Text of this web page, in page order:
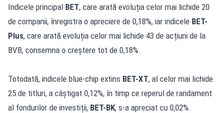
Indicele principal BET, care arată evoluția celor mai lichide 20
de companii, înregistra o apreciere de 0,18%, iar indicele BET-
Plus, care arată evoluția celor mai lichide 43 de acțiuni de la
BVB, consemna o creștere tot de 0,18%.
Totodată, indicele blue-chip extins BET-XT, al celor mai lichide
25 de titluri, a câștigat 0,12%, în timp ce reperul de randament
al fondurilor de investiții, BET-BK, s-a apreciat cu 0,02%.